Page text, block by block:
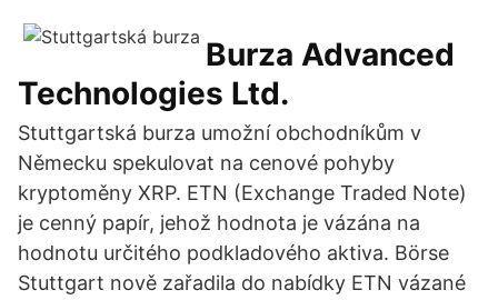
Burza Advanced
Technologies Ltd.
Stuttgartská burza umožní obchodníkům v
Německu spekulovat na cenové pohyby
kryptoměny XRP. ETN (Exchange Traded Note)
je cenný papír, jehož hodnota je vázána na
hodnotu určitého podkladového aktiva. Börse
Stuttgart nově zařadila do nabídky ETN vázané